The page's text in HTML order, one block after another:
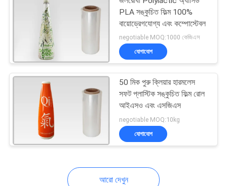
পানীয় বোতল লেবেল
PLA সঙ্কুচিত ফিল্ম 100%
বায়োড্রেগযোগ্য এবং কম্পোস্টেবল
negotiable MOQ:1000 কেজিএস
যোগাযোগ
50 মিক পুরু ক্লিয়ার হারমলেস
সফট প্লাস্টিক সঙ্কুচিত ফিল্ম রোল
আইএসও এবং এসজিএস
negotiable MOQ:10kg
যোগাযোগ
আরো দেখুন